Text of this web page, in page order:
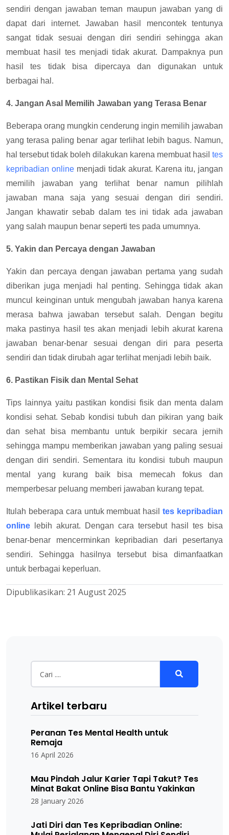
sendiri dengan jawaban teman maupun jawaban yang di
dapat dari internet. Jawaban hasil mencontek tentunya
sangat tidak sesuai dengan diri sendiri sehingga akan
membuat hasil tes menjadi tidak akurat. Dampaknya pun
hasil tes tidak bisa dipercaya dan digunakan untuk
berbagai hal.
4. Jangan Asal Memilih Jawaban yang Terasa Benar
Beberapa orang mungkin cenderung ingin memilih jawaban
yang terasa paling benar agar terlihat lebih bagus. Namun,
hal tersebut tidak boleh dilakukan karena membuat hasil tes
kepribadian online menjadi tidak akurat. Karena itu, jangan
memilih jawaban yang terlihat benar namun pilihlah
jawaban mana saja yang sesuai dengan diri sendiri.
Jangan khawatir sebab dalam tes ini tidak ada jawaban
yang salah maupun benar seperti tes pada umumnya.
5. Yakin dan Percaya dengan Jawaban
Yakin dan percaya dengan jawaban pertama yang sudah
diberikan juga menjadi hal penting. Sehingga tidak akan
muncul keinginan untuk mengubah jawaban hanya karena
merasa bahwa jawaban tersebut salah. Dengan begitu
maka pastinya hasil tes akan menjadi lebih akurat karena
jawaban benar-benar sesuai dengan diri para peserta
sendiri dan tidak dirubah agar terlihat menjadi lebih baik.
6. Pastikan Fisik dan Mental Sehat
Tips lainnya yaitu pastikan kondisi fisik dan menta dalam
kondisi sehat. Sebab kondisi tubuh dan pikiran yang baik
dan sehat bisa membantu untuk berpikir secara jernih
sehingga mampu memberikan jawaban yang paling sesuai
dengan diri sendiri. Sementara itu kondisi tubuh maupun
mental yang kurang baik bisa memecah fokus dan
memperbesar peluang memberi jawaban kurang tepat.
Itulah beberapa cara untuk membuat hasiltes kepribadian
online lebih akurat.
Dengan cara tersebut hasil tes bisa
benar-benar mencerminkan kepribadian dari pesertanya
sendiri. Sehingga hasilnya tersebut bisa dimanfaatkan
untuk berbagai keperluan.
Dipublikasikan: 21 August 2025
Artikel terbaru
Peranan Tes Mental Health untuk
Remaja
16 April 2026
Mau Pindah Jalur Karier Tapi Takut? Tes
Minat Bakat Online Bisa Bantu Yakinkan
28 January 2026
Jati Diri dan Tes Kepribadian Online: